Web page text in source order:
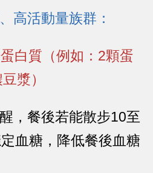
高活動量族群：
白質（例如：2顆蛋
漿）
，餐後若能散步10至
血糖，降低餐後血糖